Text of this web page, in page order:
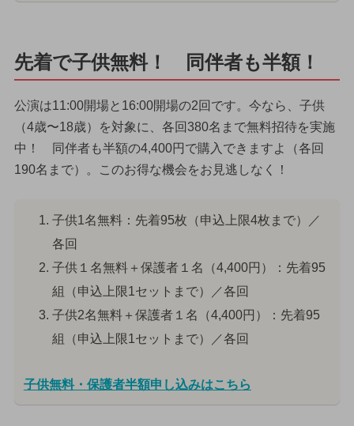
先着で子供無料！ 同伴者も半額！
公演は11:00開場と16:00開場の2回です。今なら、子供
（4歳〜18歳）を対象に、各回380名まで無料招待を実施
中！ 同伴者も半額の4,400円で購入できますよ（各回
190名まで）。このお得な機会をお見逃しなく！
子供1名無料：先着95枚（申込上限4枚まで）／
各回
子供１名無料＋保護者１名（4,400円）：先着95
組（申込上限1セットまで）／各回
子供2名無料＋保護者１名（4,400円）：先着95
組（申込上限1セットまで）／各回
子供無料・保護者半額申し込みはこちら